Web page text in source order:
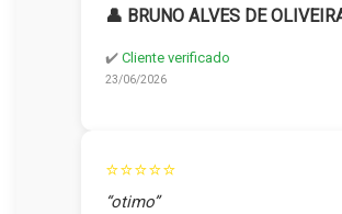
👤 BRUNO ALVES DE
✔️ Cliente verificado
23/06/2026
⭐⭐⭐⭐⭐
“otimo”